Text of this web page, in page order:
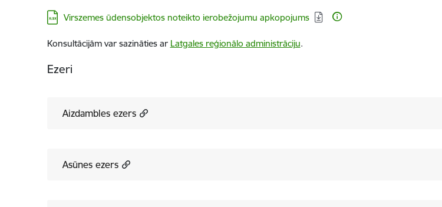
Lejupielādēt:
Virszemes ūdensobjektos noteikto ierobežojumu apkopojums
Konsultācijām var sazināties ar Latgales reģionālo administrāciju.
Ezeri
Aizdambles ezers
Asūnes ezers